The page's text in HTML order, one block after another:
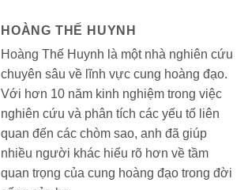
HOÀNG THẾ HUYNH
Hoàng Thế Huynh là một nhà nghiên cứu
chuyên sâu về lĩnh vực cung hoàng đạo.
Với hơn 10 năm kinh nghiệm trong việc
nghiên cứu và phân tích các yếu tố liên
quan đến các chòm sao, anh đã giúp
nhiều người khác hiểu rõ hơn về tầm
quan trọng của cung hoàng đạo trong đời